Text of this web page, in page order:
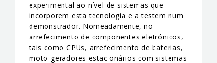
experimental ao nível de sistemas que
incorporem esta tecnologia e a testem num
demonstrador. Nomeadamente, no
arrefecimento de componentes eletrónicos,
tais como CPUs, arrefecimento de baterias,
moto-geradores estacionários com sistemas